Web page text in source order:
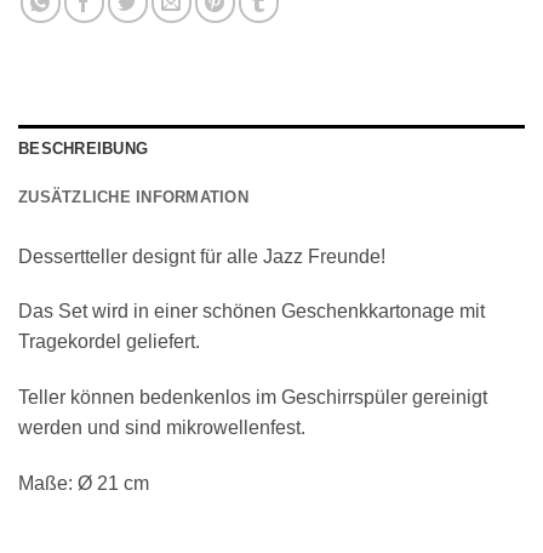
BESCHREIBUNG
ZUSÄTZLICHE INFORMATION
Dessertteller designt für alle Jazz Freunde!
Das Set wird in einer schönen Geschenkkartonage mit
Tragekordel geliefert.
Teller können bedenkenlos im Geschirrspüler gereinigt
werden und sind mikrowellenfest.
Maße: Ø 21 cm